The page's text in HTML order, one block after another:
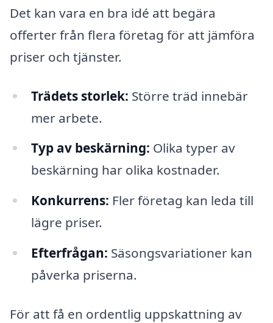
Det kan vara en bra idé att begära
offerter från flera företag för att jämföra
priser och tjänster.
Trädets storlek: Större träd innebär
mer arbete.
Typ av beskärning: Olika typer av
beskärning har olika kostnader.
Konkurrens: Fler företag kan leda till
lägre priser.
Efterfrågan: Säsongsvariationer kan
påverka priserna.
För att få en ordentlig uppskattning av